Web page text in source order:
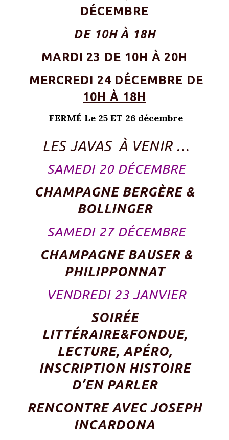
DÉCEMBRE
DE 10H À 18H
MARDI 23 DE 10H À 20H
MERCREDI 24 DÉCEMBRE DE
10H À 18H
FERMÉ Le 25 ET 26 décembre
LES JAVASÀ VENIR …
SAMEDI 20 DÉCEMBRE
CHAMPAGNE BERGÈRE &
BOLLINGER
SAMEDI 27 DÉCEMBRE
CHAMPAGNE BAUSER &
PHILIPPONNAT
VENDREDI 23 JANVIER
SOIRÉE
LITTÉRAIRE&FONDUE,
LECTURE, APÉRO,
INSCRIPTION HISTOIRE
D’EN PARLER
RENCONTRE AVEC JOSEPH
INCARDONA